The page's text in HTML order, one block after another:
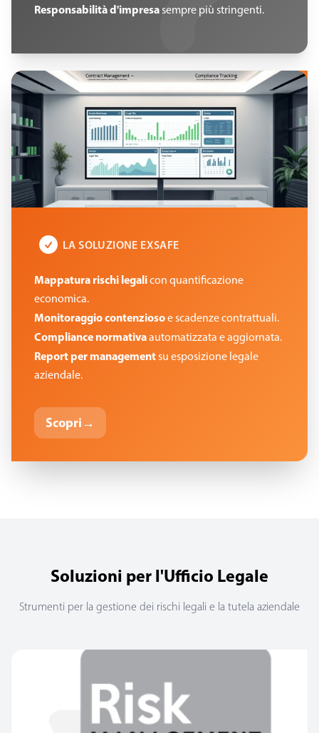
Responsabilità d'impresasempre più stringenti.
LA SOLUZIONE EXSAFE
Mappatura rischi legalicon quantificazione
economica.
Monitoraggio contenziosoe scadenze contrattuali.
Compliance normativaautomatizzata e aggiornata.
Report per managementsu esposizione legale
aziendale.
Scopri→
Soluzioni per l'Ufficio Legale
Strumenti per la gestione dei rischi legali e la tutela aziendale